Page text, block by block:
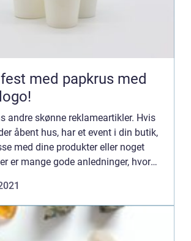
med papkrus med
andre skønne reklameartikler. Hvis
åbent hus, har et event i din butik,
med dine produkter eller noget
er mange gode anledninger, hvor